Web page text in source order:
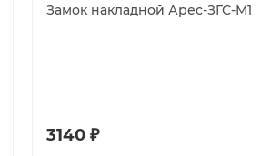
Замок накладной Арес-ЗГС-М1
3140 ₽